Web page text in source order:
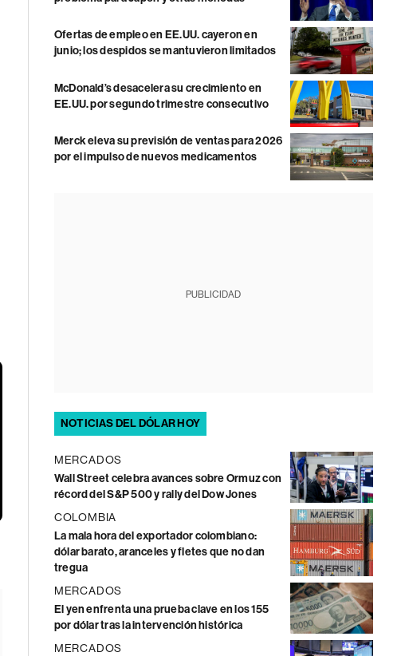
Ofertas de empleo en EE.UU. cayeron en
junio; los despidos se mantuvieron limitados
McDonald’s desacelera su crecimiento en
EE.UU. por segundo trimestre consecutivo
Merck eleva su previsión de ventas para 2026
por el impulso de nuevos medicamentos
PUBLICIDAD
NOTICIAS DEL DÓLAR HOY
MERCADOS
Wall Street celebra avances sobre Ormuz con
récord del S&P 500 y rally del Dow Jones
COLOMBIA
La mala hora del exportador colombiano:
dólar barato, aranceles y fletes que no dan
tregua
MERCADOS
El yen enfrenta una prueba clave en los 155
por dólar tras la intervención histórica
MERCADOS